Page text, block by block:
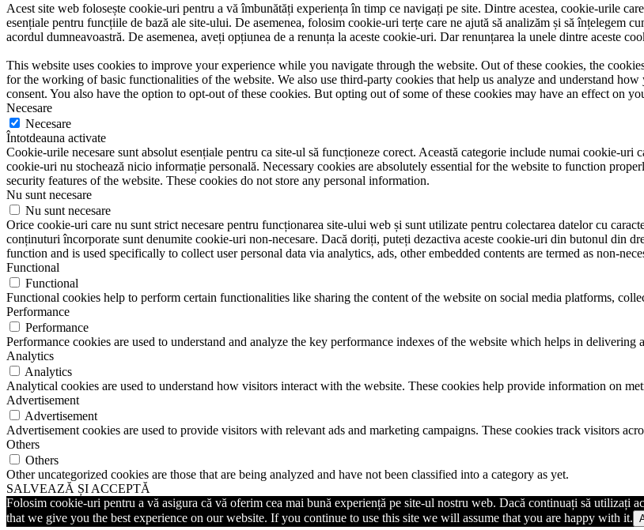
Acest site web folosește cookie-uri pentru a vă îmbunătăți experiența în timp ce navigați pe site. Dintre acestea, cookie-urile
esențiale pentru funcțiile de bază ale site-ului. De asemenea, folosim cookie-uri terțe care ne ajută să analizăm și să înțelegem
acordul dumneavoastră. De asemenea, aveți opțiunea de a renunța la aceste cookie-uri. Dar renunțarea la unele dintre aceste
This website uses cookies to improve your experience while you navigate through the website. Out of these cookies, the
for the working of basic functionalities of the website. We also use third-party cookies that help us analyze and understand
consent. You also have the option to opt-out of these cookies. But opting out of some of these cookies may have an effect on
Necesare
Necesare
Întotdeauna activate
Cookie-urile necesare sunt absolut esențiale pentru ca site-ul să funcționeze corect. Această categorie include numai cookie-
cookie-uri nu stochează nicio informație personală. Necessary cookies are absolutely essential for the website to function
security features of the website. These cookies do not store any personal information.
Nu sunt necesare
Nu sunt necesare
Orice cookie-uri care nu sunt strict necesare pentru funcționarea site-ului web și sunt utilizate pentru colectarea datelor cu
conținuturi încorporate sunt denumite cookie-uri non-necesare. Dacă doriți, puteți dezactiva aceste cookie-uri din butonul din
function and is used specifically to collect user personal data via analytics, ads, other embedded contents are termed as non-
Functional
Functional
Functional cookies help to perform certain functionalities like sharing the content of the website on social media platforms,
Performance
Performance
Performance cookies are used to understand and analyze the key performance indexes of the website which helps in delivering
Analytics
Analytics
Analytical cookies are used to understand how visitors interact with the website. These cookies help provide information on
Advertisement
Advertisement
Advertisement cookies are used to provide visitors with relevant ads and marketing campaigns. These cookies track visitors
Others
Others
Other uncategorized cookies are those that are being analyzed and have not been classified into a category as yet.
SALVEAZĂ ȘI ACCEPTĂ
Folosim cookie-uri pentru a vă asigura că vă oferim cea mai bună experiență pe site-ul nostru web. Dacă continuați să utilizați
that we give you the best experience on our website. If you continue to use this site we will assume that you are happy with it.